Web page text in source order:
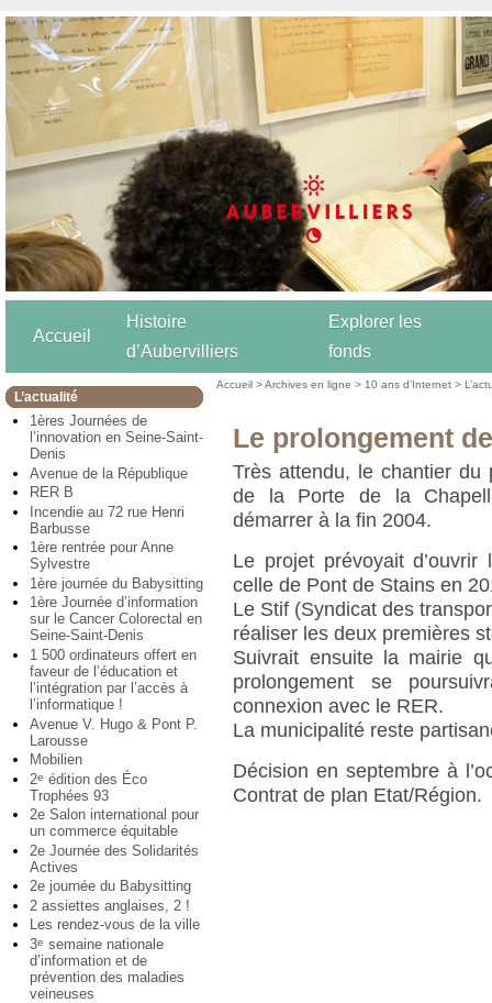
Accueil
Histoire
d’Aubervilliers
Explorer les
fonds
L’actualité
1ères Journées de
l’innovation en Seine-Saint-
Denis
Avenue de la République
RER B
Incendie au 72 rue Henri
Barbusse
1ère rentrée pour Anne
Sylvestre
1ère journée du Babysitting
1ère Journée d’information
sur le Cancer Colorectal en
Seine-Saint-Denis
1 500 ordinateurs offert en
faveur de l’éducation et
l’intégration par l’accès à
l’informatique !
Avenue V. Hugo & Pont P.
Larousse
Mobilien
2e édition des Éco
Trophées 93
2e Salon international pour
un commerce équitable
2e Journée des Solidarités
Actives
2e journée du Babysitting
2 assiettes anglaises, 2 !
Les rendez-vous de la ville
3e semaine nationale
d’information et de
prévention des maladies
veineuses
Accueil >Archives en ligne > 10 ans d’Internet >
Le prolongement
Très attendu, le chantier du
de la Porte de la
démarrer à la fin 2004.
Le projet prévoyait
celle de Pont de Stains en
Le Stif (Syndicat des
réaliser les deux premières
Suivrait ensuite la mairie
prolongement se
connexion avec le RER.
La municipalité reste
Décision en septembre à
Contrat de plan Etat/Région.